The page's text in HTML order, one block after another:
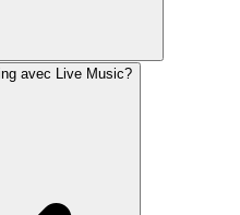
avec Live Music?